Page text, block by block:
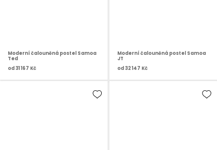
Moderní čalouněná postel Samoa
Ted
od31 167 Kč
Moderní čalouněná postel Samoa
JT
od32 147 Kč